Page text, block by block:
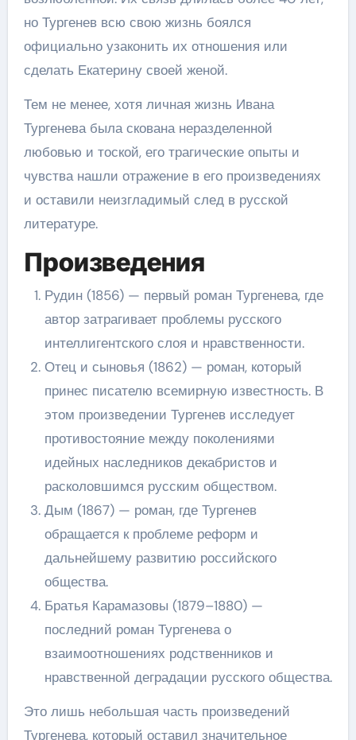
но Тургенев всю свою жизнь боялся
официально узаконить их отношения или
сделать Екатерину своей женой.
Тем не менее, хотя личная жизнь Ивана
Тургенева была скована неразделенной
любовью и тоской, его трагические опыты и
чувства нашли отражение в его произведениях
и оставили неизгладимый след в русской
литературе.
Произведения
Рудин (1856) — первый роман Тургенева, где
автор затрагивает проблемы русского
интеллигентского слоя и нравственности.
Отец и сыновья (1862) — роман, который
принес писателю всемирную известность. В
этом произведении Тургенев исследует
противостояние между поколениями
идейных наследников декабристов и
расколовшимся русским обществом.
Дым (1867) — роман, где Тургенев
обращается к проблеме реформ и
дальнейшему развитию российского
общества.
Братья Карамазовы (1879–1880) —
последний роман Тургенева о
взаимоотношениях родственников и
нравственной деградации русского общества.
Это лишь небольшая часть произведений
Тургенева, который оставил значительное